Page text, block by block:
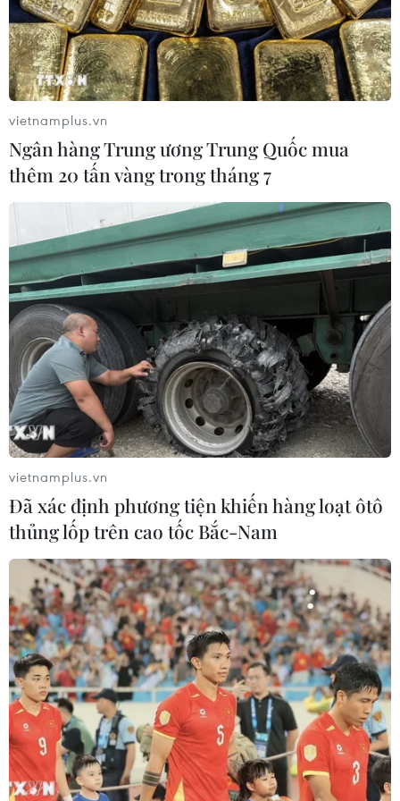
Nga, Mỹ lập kênh liên lạc nhằm tránh
đụng độ liên quan đến Syria
12/04/2018 11:23
Một kênh liên lạc Nga-Mỹ nhằm tránh đụng độ vô tình
liên quan đến Syria đang được 2 bên sử dụng trong bối
cảnh căng thẳng leo thang về khả năng Mỹ tấn công
đồng minh Trung Đông của Nga này.
Tổng thống Mỹ Trump lẩn tránh về thời
điểm Mỹ tấn công Syria
vietnamplus.vn
Ngân hàng Trung ương Trung Quốc mua
thêm 20 tấn vàng trong tháng 7
vietnamplus.vn
Đã xác định phương tiện khiến hàng loạt ôtô
thủng lốp trên cao tốc Bắc-Nam